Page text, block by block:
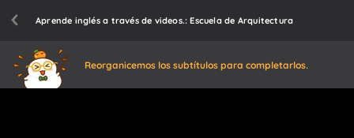
Aprende inglés a través de videos.: Escuela de Arquitectura
Reorganicemos los subtítulos para completarlos.